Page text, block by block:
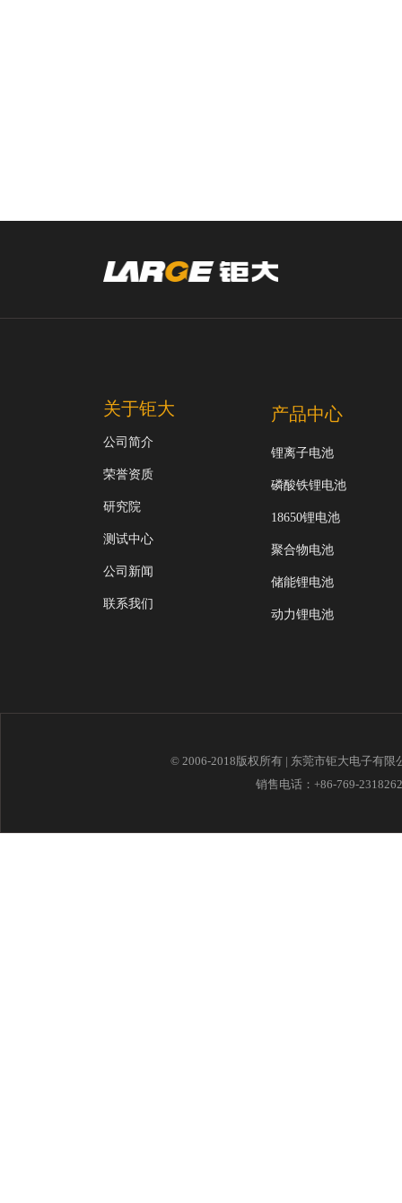
关于钜大
公司简介
荣誉资质
研究院
测试中心
公司新闻
联系我们
产品中心
锂离子电池
磷酸铁锂电池
18650锂电池
聚合物电池
储能锂电池
动力锂电池
© 2006-2018版权所有 | 东莞市钜大电子有
销售电话：+86-769-